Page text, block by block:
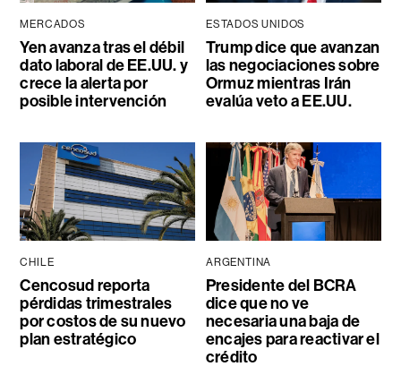
MERCADOS
Yen avanza tras el débil
dato laboral de EE.UU. y
crece la alerta por
posible intervención
ESTADOS UNIDOS
Trump dice que avanzan
las negociaciones sobre
Ormuz mientras Irán
evalúa veto a EE.UU.
CHILE
Cencosud reporta
pérdidas trimestrales
por costos de su nuevo
plan estratégico
ARGENTINA
Presidente del BCRA
dice que no ve
necesaria una baja de
encajes para reactivar el
crédito